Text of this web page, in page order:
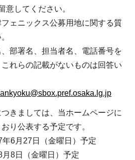
意してください。
ェニックス公募用地に関する質
部署名、担当者名、電話番号を
れらの記載がないものは回答い
きましては、当ホームページに
り公表する予定です。
6月27日（金曜日）予定
8日（金曜日）予定